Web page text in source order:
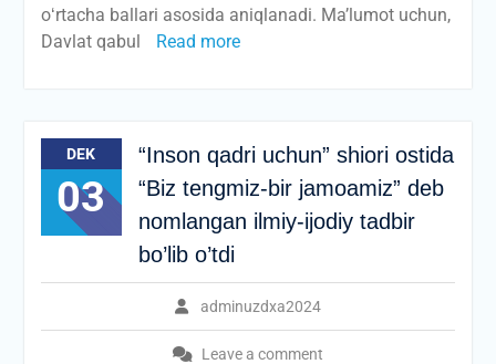
oʻrtacha ballari asosida aniqlanadi. Ma’lumot uchun,
Davlat qabul
Read more
DEK
03
“Inson qadri uchun” shiori ostida
“Biz tengmiz-bir jamoamiz” deb
nomlangan ilmiy-ijodiy tadbir
bo’lib o’tdi
adminuzdxa2024
Leave a comment